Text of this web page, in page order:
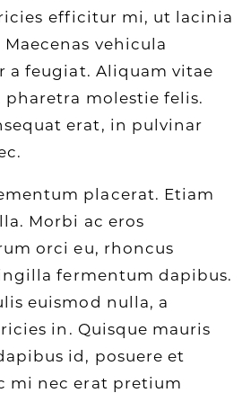
efficitur mi, ut lacinia
vehicula
a feugiat. Aliquam vitae
molestie felis.
erat, in pulvinar
placerat. Etiam
Morbi ac eros
orci eu, rhoncus
fermentum dapibus.
euismod nulla, a
in. Quisque mauris
id, posuere et
mi nec erat pretium